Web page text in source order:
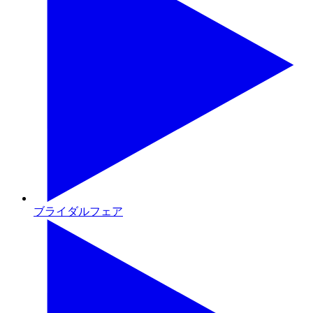
ブライダルフェア